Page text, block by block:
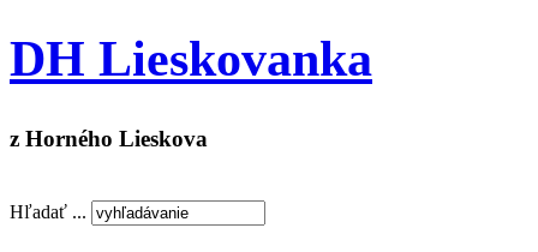
DH Lieskovanka
z Horného Lieskova
Hľadať ...